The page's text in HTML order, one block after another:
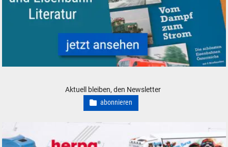
Aktuell bleiben, den Newsletter
abonnieren